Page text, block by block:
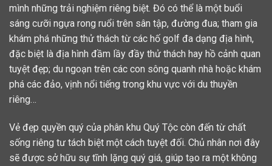
mình những trải nghiệm riêng biệt. Đó có thể là một buổi
sáng cưỡi ngựa rong ruổi trên sân tập, đường đua; tham gia
khám phá những thử thách từ các hố golf đa dạng địa hình,
đặc biệt là địa hình đầm lầy đầy thử thách hay hồ cảnh quan
tuyệt đẹp; du ngoạn trên các con sông quanh nhà hoặc khám
phá các đảo, vịnh nổi tiếng trong khu vực với du thuyền
riêng…
Vẻ đẹp quyền quý của phân khu Quý Tộc còn đến từ chất
sống riêng tư tách biệt một cách tuyệt đối. Chủ nhân nơi đây
sẽ được sở hữu sự tĩnh lặng quý giá, giúp tạo ra một không